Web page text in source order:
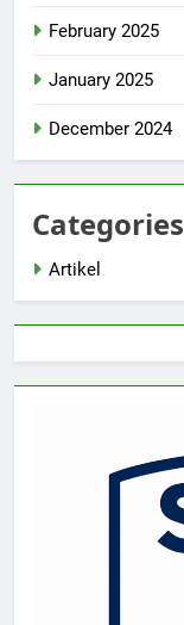
February 2025
January 2025
December 2024
Categories
Artikel